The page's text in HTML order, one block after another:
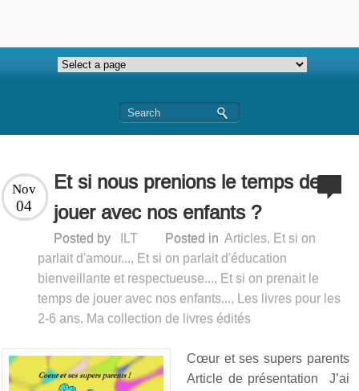
Et si nous prenions le temps de
jouer avec nos enfants ?
Nov
04
Posted by ILT Posted in Articles, Et si on
parlait d'amour..., Et si on parlait d'éducation
bienveillante et respectueuse..., Et si on prenait le
temps de jouer avec nos enfants...,
Les livres pour les
2-6 ans, Ma collection de livres édités
Cœur et ses supers parents
Article de présentation J’ai